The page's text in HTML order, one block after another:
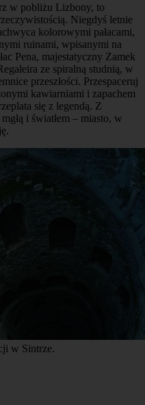
w pobliżu Lizbony, to
Niegdyś letnie
kolorowymi pałacami,
ruinami, wpisanymi na
Pena, majestatyczny Zamek
ze spiralną studnią, w
przeszłości. Przespaceruj
kawiarniami i zapachem
się z legendą. Z
i światłem – miasto, w
w Sintrze.